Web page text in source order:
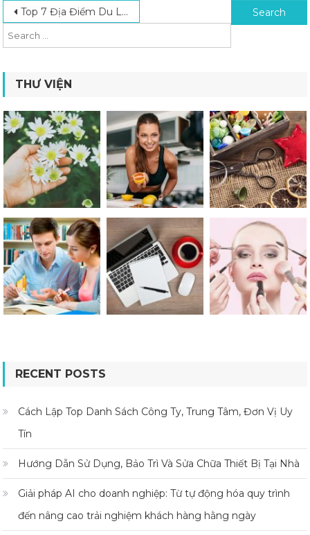
Post navigation
Top 7 Địa Điểm Du Lịch Phượt Việt Nam Bạn Nhất Định Phải Đến Một Lần Search for:
THƯ VIỆN
RECENT POSTS
Cách Lập Top Danh Sách Công Ty, Trung Tâm, Đơn Vị Uy
Tín
Hướng Dẫn Sử Dụng, Bảo Trì Và Sửa Chữa Thiết Bị Tại Nhà
Giải pháp AI cho doanh nghiệp: Từ tự động hóa quy trình
đến nâng cao trải nghiệm khách hàng hằng ngày